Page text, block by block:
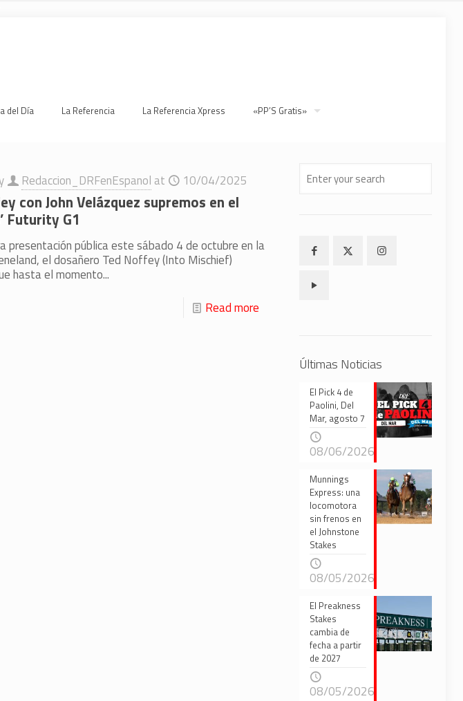
del Día La Referencia La Referencia Xpress «PP’S Gratis»
Redaccion_DRFenEspanol at 10/04/2025
con John Velázquez supremos en el
Futurity G1
presentación pública este sábado 4 de octubre en la
el dosañero Ted Noffey (Into Mischief)
hasta el momento...
Read more
Últimas Noticias
El Pick 4 de
Paolini, Del
Mar, agosto 7
08/06/2026
Munnings
Express: una
locomotora
sin frenos en
el Johnstone
Stakes
08/05/2026
El Preakness
Stakes
cambia de
fecha a partir
de 2027
08/05/2026